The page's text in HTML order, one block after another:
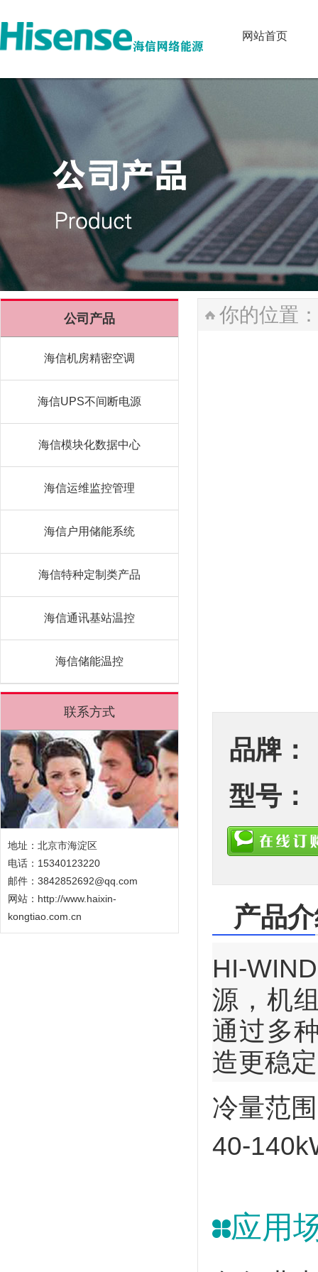
网站首页
公司产品
海信机房精密空调
海信UPS不间断电源
海信模块化数据中心
海信运维监控管理
海信户用储能系统
海信特种定制类产品
海信通讯基站温控
海信储能温控
联系方式
地址：北京市海淀区
电话：15340123220
邮件：3842852692@qq.com
网站： http://www.haixin-
kongtiao.com.cn
你的位置：
品牌：
型号：
产品
HI-
源，机
通过多
造更稳
冷量范
40-
应用